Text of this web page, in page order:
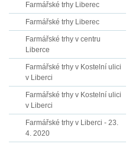
Farmářské trhy Liberec
Farmářské trhy Liberec
Farmářské trhy v centru
Liberce
Farmářské trhy v Kostelní ulici
v Liberci
Farmářské trhy v Kostelní ulici
v Liberci
Farmářské trhy v Liberci - 23.
4. 2020